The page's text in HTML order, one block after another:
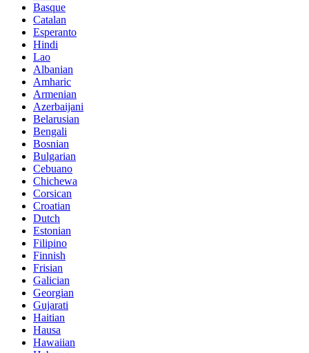
Basque
Catalan
Esperanto
Hindi
Lao
Albanian
Amharic
Armenian
Azerbaijani
Belarusian
Bengali
Bosnian
Bulgarian
Cebuano
Chichewa
Corsican
Croatian
Dutch
Estonian
Filipino
Finnish
Frisian
Galician
Georgian
Gujarati
Haitian
Hausa
Hawaiian